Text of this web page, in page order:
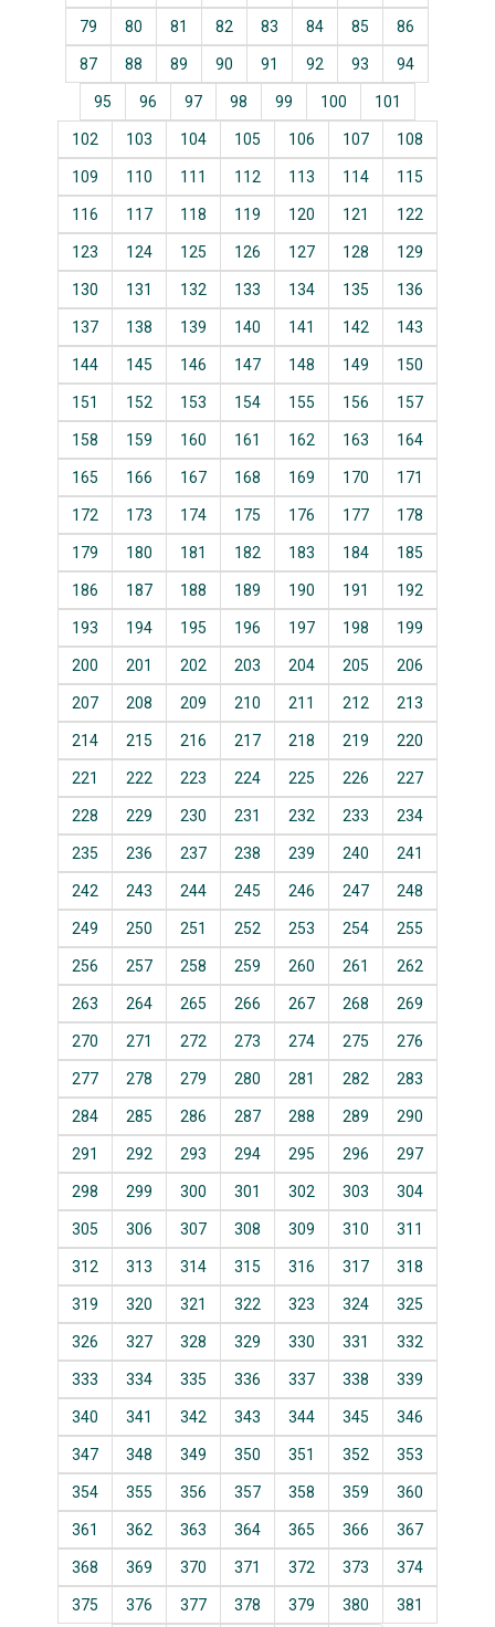
79 80 81 82 83 84 85 86
87 88 89 90 91 92 93 94
95 96 97 98 99 100 101
102 103 104 105 106 107 108
109 110 111 112 113 114 115
116 117 118 119 120 121 122
123 124 125 126 127 128 129
130 131 132 133 134 135 136
137 138 139 140 141 142 143
144 145 146 147 148 149 150
151 152 153 154 155 156 157
158 159 160 161 162 163 164
165 166 167 168 169 170 171
172 173 174 175 176 177 178
179 180 181 182 183 184 185
186 187 188 189 190 191 192
193 194 195 196 197 198 199
200 201 202 203 204 205 206
207 208 209 210 211 212 213
214 215 216 217 218 219 220
221 222 223 224 225 226 227
228 229 230 231 232 233 234
235 236 237 238 239 240 241
242 243 244 245 246 247 248
249 250 251 252 253 254 255
256 257 258 259 260 261 262
263 264 265 266 267 268 269
270 271 272 273 274 275 276
277 278 279 280 281 282 283
284 285 286 287 288 289 290
291 292 293 294 295 296 297
298 299 300 301 302 303 304
305 306 307 308 309 310 311
312 313 314 315 316 317 318
319 320 321 322 323 324 325
326 327 328 329 330 331 332
333 334 335 336 337 338 339
340 341 342 343 344 345 346
347 348 349 350 351 352 353
354 355 356 357 358 359 360
361 362 363 364 365 366 367
368 369 370 371 372 373 374
375 376 377 378 379 380 381